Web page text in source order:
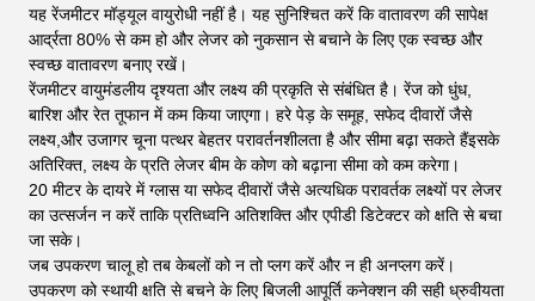
यह रेंजमीटर मॉड्यूल वायुरोधी नहीं है। यह सुनिश्चित करें कि वातावरण की सापेक्ष
आर्द्रता 80% से कम हो और लेजर को नुकसान से बचाने के लिए एक स्वच्छ और
स्वच्छ वातावरण बनाए रखें।
रेंजमीटर वायुमंडलीय दृश्यता और लक्ष्य की प्रकृति से संबंधित है। रेंज को धुंध,
बारिश और रेत तूफान में कम किया जाएगा। हरे पेड़ के समूह, सफेद दीवारों जैसे
लक्ष्य,और उजागर चूना पत्थर बेहतर परावर्तनशीलता है और सीमा बढ़ा सकते हैंइसके
अतिरिक्त, लक्ष्य के प्रति लेजर बीम के कोण को बढ़ाना सीमा को कम करेगा।
20 मीटर के दायरे में ग्लास या सफेद दीवारों जैसे अत्यधिक परावर्तक लक्ष्यों पर लेजर
का उत्सर्जन न करें ताकि प्रतिध्वनि अतिशक्ति और एपीडी डिटेक्टर को क्षति से बचा
जा सके।
जब उपकरण चालू हो तब केबलों को न तो प्लग करें और न ही अनप्लग करें।
उपकरण को स्थायी क्षति से बचने के लिए बिजली आपूर्ति कनेक्शन की सही ध्रुवीयता